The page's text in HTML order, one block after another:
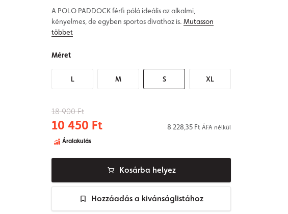
A POLO PADDOCK férfi póló ideális az alkalmi,
kényelmes, de egyben sportos divathoz is. Mutasson
többet
Méret
L M S XL
18 900 Ft
10 450 Ft 8 228,35 Ft ÁFA nélkül
Áralakulás
Kosárba helyez
Hozzáadás a kivánságlistához